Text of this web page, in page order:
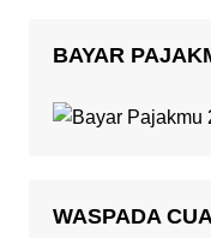
BAYAR
WASPADA